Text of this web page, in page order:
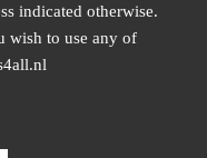
indicated otherwise.
wish to use any of